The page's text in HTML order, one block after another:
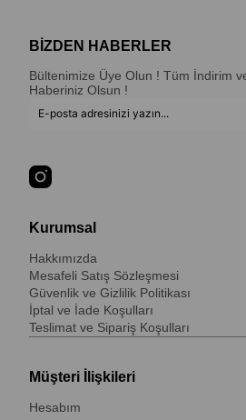
BİZDEN HABERLER
Bültenimize Üye Olun ! Tüm İndirim
Haberiniz Olsun !
Kurumsal
Hakkımızda
Mesafeli Satış Sözleşmesi
Güvenlik ve Gizlilik Politikası
İptal ve İade Koşulları
Teslimat ve Sipariş Koşulları
Müşteri İlişkileri
Hesabım